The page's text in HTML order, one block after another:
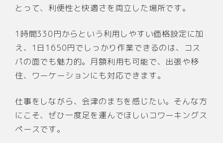
とって、利便性と快適さを両立した場所です。
1時間330円からという利用しやすい価格設定に加
え、1日1650円でしっかり作業できるのは、コス
パの面でも魅力的。月額利用も可能で、出張や移
住、ワーケーションにも対応できます。
仕事をしながら、会津のまちを感じたい。そんな方
にこそ、ぜひ一度足を運んでほしいコワーキングス
ペースです。